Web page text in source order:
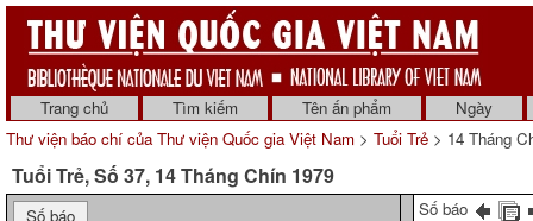
Trang chủ Tìm kiếm Tên ấn phẩm
Ngày
Thư viện báo chí của Thư viện Quốc gia Việt Nam > Tuổi Trẻ > 14 Tháng
Tuổi Trẻ, Số 37, 14 Tháng Chín 1979
Số báo Số báo